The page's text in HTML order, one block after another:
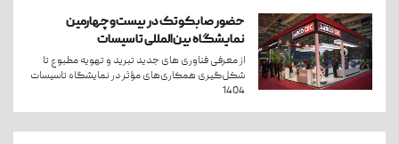
حضور صابکوتک در بیست‌وچهارمین
نمایشگاه بین‌المللی تاسیسات
از معرفی فناوری های جدید تبرید و تهویه مطبوع تا
شکل‌گیری همکاری‌های مؤثر در نمایشگاه تاسیسات
1404